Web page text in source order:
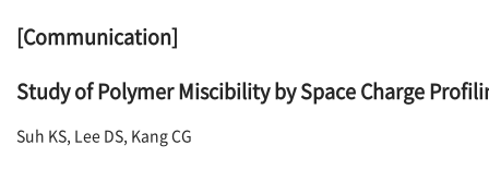
[Communication]
Study of Polymer Miscibility by Space Charge
Suh KS, Lee DS, Kang CG